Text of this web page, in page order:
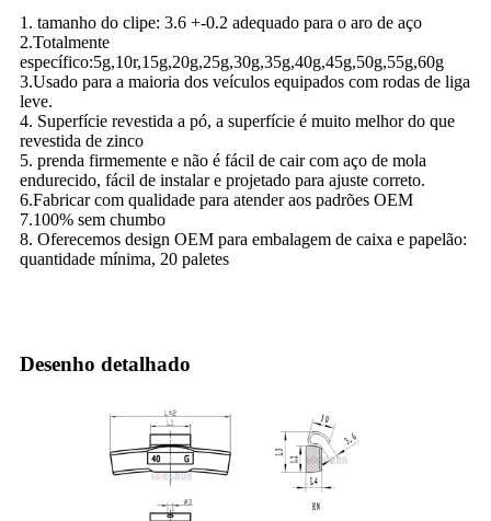
1. tamanho do clipe: 3.6 +-0.2 adequado para o aro de aço
2.Totalmente
específico:5g,10r,15g,20g,25g,30g,35g,40g,45g,50g,55g,60g
3.Usado para a maioria dos veículos equipados com rodas de liga
leve.
4. Superfície revestida a pó, a superfície é muito melhor do que
revestida de zinco
5. prenda firmemente e não é fácil de cair com aço de mola
endurecido, fácil de instalar e projetado para ajuste correto.
6.Fabricar com qualidade para atender aos padrões OEM
7.100% sem chumbo
8. Oferecemos design OEM para embalagem de caixa e papelão:
quantidade mínima, 20 paletes
Desenho detalhado